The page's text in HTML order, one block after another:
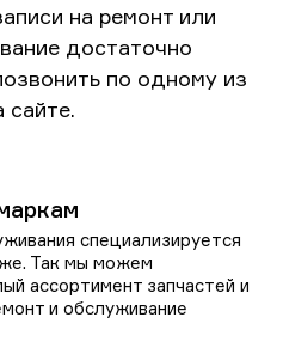
на ремонт или
достаточно
по одному из
сайте.
специализируется
Так мы можем
ассортимент запчастей и
и обслуживание